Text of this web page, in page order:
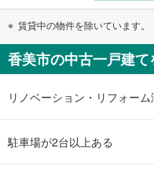
賃貸中の物件を除いています。
香美市の中古一戸建
リノベーション・リフォーム
駐車場が2台以上ある